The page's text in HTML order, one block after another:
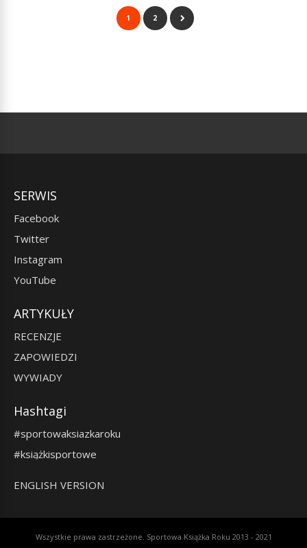
1 2
SERWIS
Facebook
Twitter
Instagram
YouTube
ARTYKUŁY
RECENZJE
ZAPOWIEDZI
WYWIADY
Hashtagi
#sportowaksiazkaroku
#książkisportowe
ENGLISH VERSION
Wszystkie prawa zastrzeżone. Sportowa Książka Roku 2013 - 2021